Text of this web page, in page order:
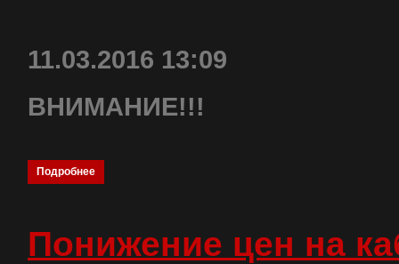
11.03.2016 13:09
ВНИМАНИЕ!!!
Подробнее
Понижение цен на